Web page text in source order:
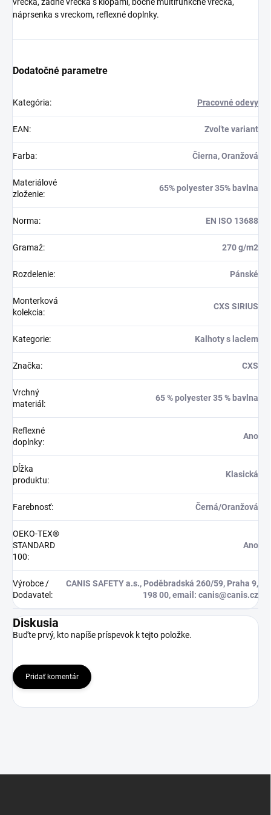
náprsenka s vreckom, reflexné doplnky.
Dodatočné parametre
Kategória: Pracovné odevy
EAN: Zvoľte variant
Farba: Čierna, Oranžová
Materiálové
zloženie:
65% polyester 35% bavlna
Norma: EN ISO 13688
Gramaž: 270 g/m2
Rozdelenie: Pánské
Monterková
kolekcia:
CXS SIRIUS
Kategorie: Kalhoty s laclem
Značka: CXS
Vrchný
materiál :
65 % polyester 35 % bavlna
Reflexné
doplnky:
Ano
Dĺžka
produktu:
Klasická
Farebnosť: Černá/Oranžová
OEKO-TEX®
STANDARD
100:
Ano
Výrobce /
Dodavatel :
CANIS SAFETY a.s., Poděbradská 260/59, Praha 9,
198 00, email: canis@canis.cz
Diskusia
Buďte prvý, kto napíše príspevok k tejto položke.
Pridať komentár